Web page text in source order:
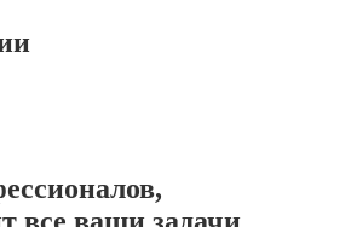
,
все ваши задачи